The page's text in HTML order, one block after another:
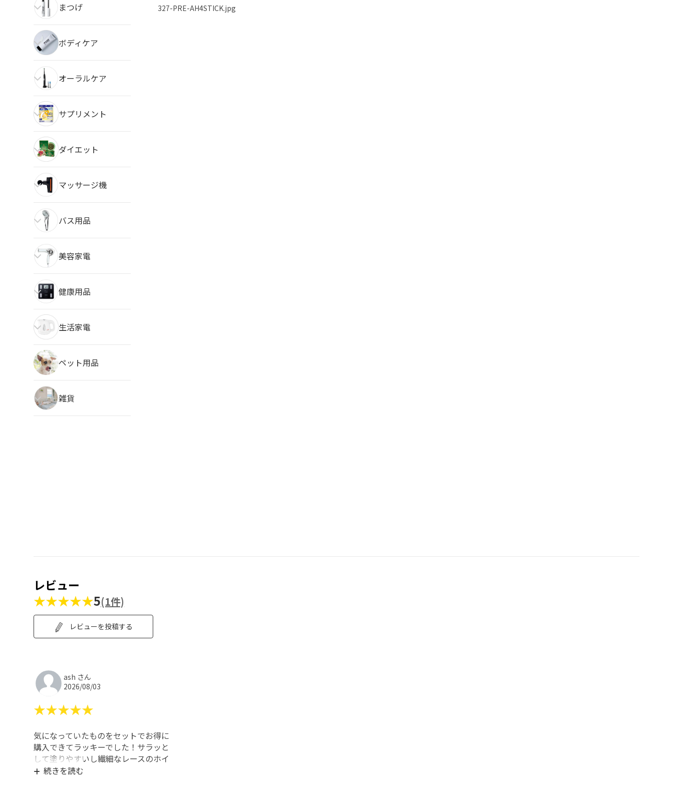
まつげ
ボディケア
オーラルケア
サプリメント
ダイエット
マッサージ機
バス用品
美容家電
健康用品
生活家電
ペット用品
雑貨
327-PRE-AH4STICK.jpg
レビュー
★★★★★5(1件)
レビューを投稿する
ash さん
2026/08/03
★★★★★
気になっていたものをセットでお得に
購入できてラッキーでした！サラッと
して塗りやすいし繊細なレースのホイ
ルも綺麗に転写できて良かったです。
続きを読む